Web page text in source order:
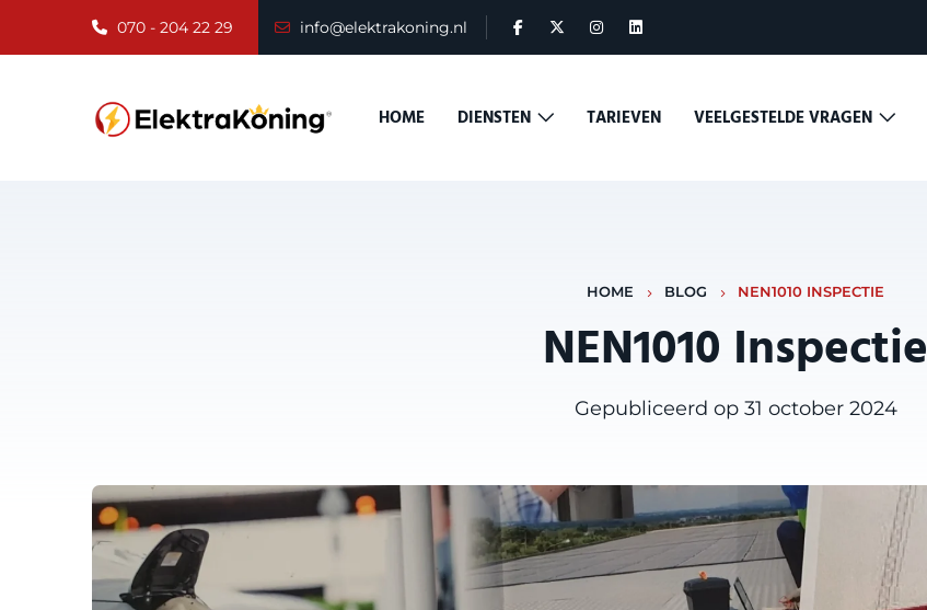
070 - 204 22 29 info@elektrakoning.nl
HOME DIENSTEN TARIEVEN VEELGESTELDE VRAGEN
HOME BLOG NEN1010 INSPECTIE
NEN1010 Inspectie
Gepubliceerd op 31 october 2024